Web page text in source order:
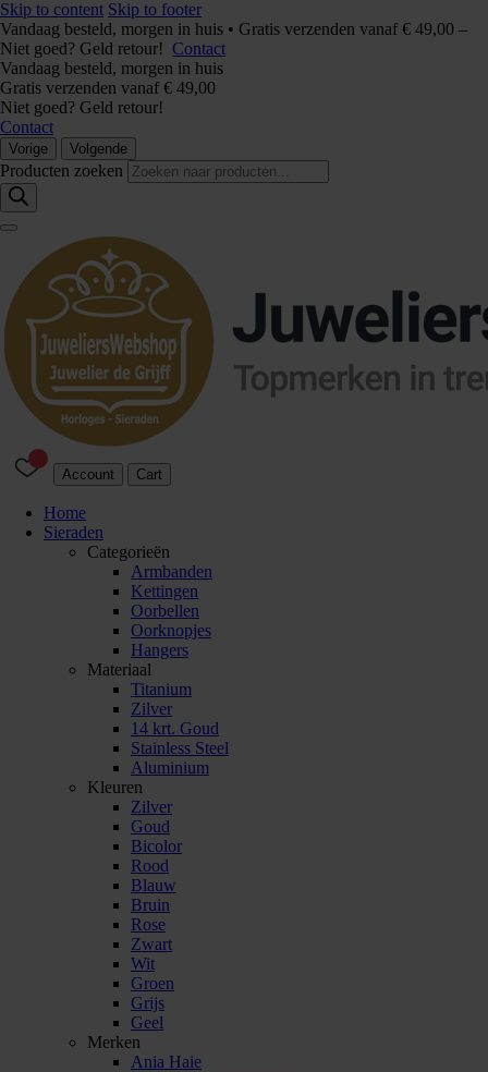
Skip to content Skip to footer
Vandaag besteld, morgen in huis • Gratis verzenden vanaf € 49,00 –
Niet goed? Geld retour! Contact
Vandaag besteld, morgen in huis
Gratis verzenden vanaf € 49,00
Niet goed? Geld retour!
Contact
Vorige Volgende
Producten zoeken
Account Cart
Home
Sieraden
Categorieën
Armbanden
Kettingen
Oorbellen
Oorknopjes
Hangers
Materiaal
Titanium
Zilver
14 krt. Goud
Stainless Steel
Aluminium
Kleuren
Zilver
Goud
Bicolor
Rood
Blauw
Bruin
Rose
Zwart
Wit
Groen
Grijs
Geel
Merken
Ania Haie